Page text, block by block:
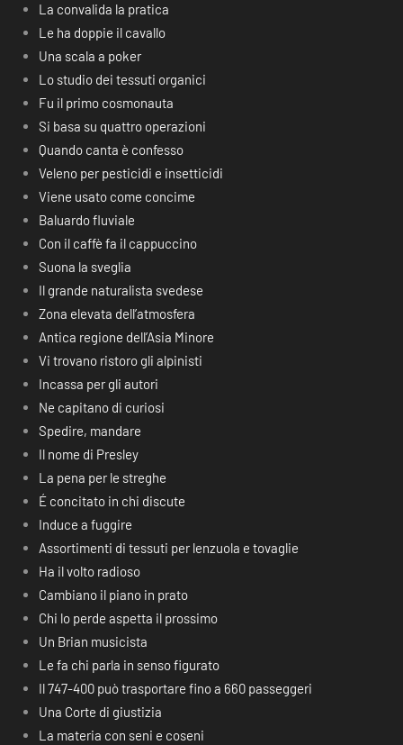
La convalida la pratica
Le ha doppie il cavallo
Una scala a poker
Lo studio dei tessuti organici
Fu il primo cosmonauta
Si basa su quattro operazioni
Quando canta è confesso
Veleno per pesticidi e insetticidi
Viene usato come concime
Baluardo fluviale
Con il caffè fa il cappuccino
Suona la sveglia
Il grande naturalista svedese
Zona elevata dell’atmosfera
Antica regione dell’Asia Minore
Vi trovano ristoro gli alpinisti
Incassa per gli autori
Ne capitano di curiosi
Spedire, mandare
Il nome di Presley
La pena per le streghe
É concitato in chi discute
Induce a fuggire
Assortimenti di tessuti per lenzuola e tovaglie
Ha il volto radioso
Cambiano il piano in prato
Chi lo perde aspetta il prossimo
Un Brian musicista
Le fa chi parla in senso figurato
Il 747-400 può trasportare fino a 660 passeggeri
Una Corte di giustizia
La materia con seni e coseni